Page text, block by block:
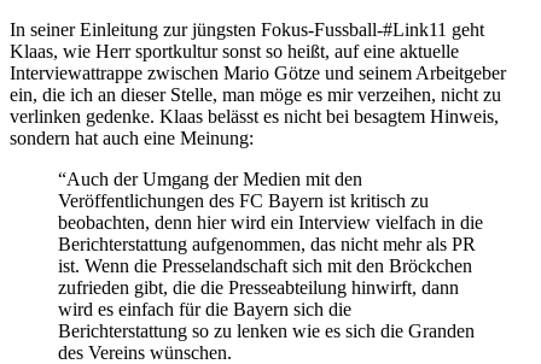
In seiner Einleitung zur jüngsten Fokus-Fussball-#Link11 geht
Klaas, wie Herr sportkultur sonst so heißt, auf eine aktuelle
Interviewattrappe zwischen Mario Götze und seinem Arbeitgeber
ein, die ich an dieser Stelle, man möge es mir verzeihen, nicht zu
verlinken gedenke. Klaas belässt es nicht bei besagtem Hinweis,
sondern hat auch eine Meinung:
“Auch der Umgang der Medien mit den
Veröffentlichungen des FC Bayern ist kritisch zu
beobachten, denn hier wird ein Interview vielfach in die
Berichterstattung aufgenommen, das nicht mehr als PR
ist. Wenn die Presselandschaft sich mit den Bröckchen
zufrieden gibt, die die Presseabteilung hinwirft, dann
wird es einfach für die Bayern sich die
Berichterstattung so zu lenken wie es sich die Granden
des Vereins wünschen.